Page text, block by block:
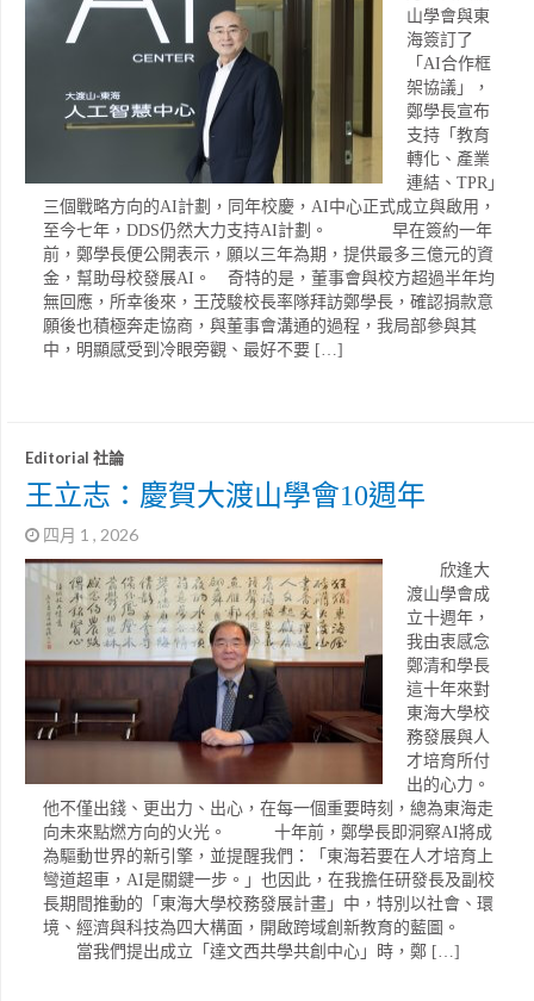
山學會與東
海簽訂了
「AI合作框
架協議」，
鄭學長宣布
支持「教育
轉化、產業
連結、TPR」
三個戰略方向的AI計劃，同年校慶，AI中心正式成立與啟用，
至今七年，DDS仍然大力支持AI計劃。 早在簽約一年
前，鄭學長便公開表示，願以三年為期，提供最多三億元的資
金，幫助母校發展AI。 奇特的是，董事會與校方超過半年均
無回應，所幸後來，王茂駿校長率隊拜訪鄭學長，確認捐款意
願後也積極奔走協商，與董事會溝通的過程，我局部參與其
中，明顯感受到冷眼旁觀、最好不要 […]
Editorial 社論
王立志：慶賀大渡山學會10週年
四月 1 , 2026
欣逢大
渡山學會成
立十週年，
我由衷感念
鄭清和學長
這十年來對
東海大學校
務發展與人
才培育所付
出的心力。
他不僅出錢、更出力、出心，在每一個重要時刻，總為東海走
向未來點燃方向的火光。 十年前，鄭學長即洞察AI將成
為驅動世界的新引擎，並提醒我們：「東海若要在人才培育上
彎道超車，AI是關鍵一步。」也因此，在我擔任研發長及副校
長期間推動的「東海大學校務發展計畫」中，特別以社會、環
境、經濟與科技為四大構面，開啟跨域創新教育的藍圖。
當我們提出成立「達文西共學共創中心」時，鄭 […]